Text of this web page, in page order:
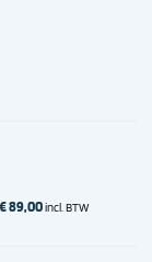
€89,00incl. BTW